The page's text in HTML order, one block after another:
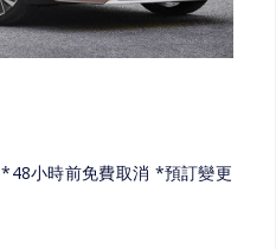
*48小時前免費取消 *預訂變更